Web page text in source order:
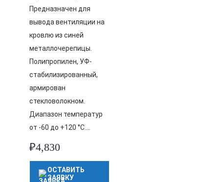
Предназначен для
вывода вентиляции на
кровлю из синей
металлочерепицы.
Полипропилен, УФ-
стабилизированный,
армирован
стекловолокном.
Диапазон температур
от -60 до +120 °C….
₽4,830
ОСТАВИТЬ
ЗАЯВКУ